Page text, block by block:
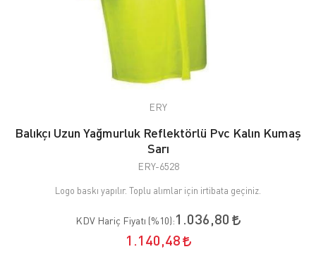
ERY
Balıkçı Uzun Yağmurluk Reflektörlü Pvc Kalın Kumaş
Sarı
ERY-6528
Logo baskı yapılır. Toplu alımlar için irtibata geçiniz.
KDV Hariç Fiyatı (%10):1.036,80
1.140,48